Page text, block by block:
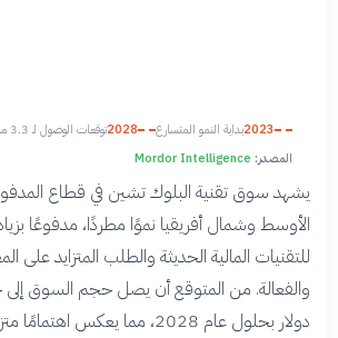
2023بداية النمو المتسارع 2028توقعات الوصول لـ 3.3 مليار دولار
المصدر: Mordor Intelligence
يشهد سوق تقنية البلوك تشين في قطاع
الأوسط وشمال أفريقيا نموًا مطردًا، مدفوعًا
للتقنيات المالية الحديثة والطلب المتزايد على
دولار بحلول عام 2028، مما يعكس